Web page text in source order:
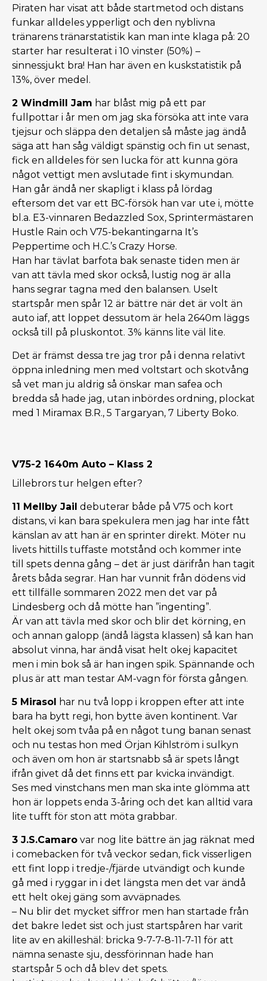
Piraten har visat att både startmetod och distans
funkar alldeles ypperligt och den nyblivna
tränarens tränarstatistik kan man inte klaga på: 20
starter har resulterat i 10 vinster (50%) –
sinnessjukt bra! Han har även en kuskstatistik på
13%, över medel.
2 Windmill Jam har blåst mig på ett par
fullpottar i år men om jag ska försöka att inte vara
tjejsur och släppa den detaljen så måste jag ändå
säga att han såg väldigt spänstig och fin ut senast,
fick en alldeles för sen lucka för att kunna göra
något vettigt men avslutade fint i skymundan.
Han går ändå ner skapligt i klass på lördag
eftersom det var ett BC-försök han var ute i, mötte
bl.a. E3-vinnaren Bedazzled Sox, Sprintermästaren
Hustle Rain och V75-bekantingarna It’s
Peppertime och H.C.’s Crazy Horse.
Han har tävlat barfota bak senaste tiden men är
van att tävla med skor också, lustig nog är alla
hans segrar tagna med den balansen. Uselt
startspår men spår 12 är bättre när det är volt än
auto iaf, att loppet dessutom är hela 2640m läggs
också till på pluskontot. 3% känns lite väl lite.
Det är främst dessa tre jag tror på i denna relativt
öppna inledning men med voltstart och skotvång
så vet man ju aldrig så önskar man safea och
bredda så hade jag, utan inbördes ordning, plockat
med 1 Miramax B.R., 5 Targaryan, 7 Liberty Boko.
V75-2 1640m Auto – Klass 2
Lillebrors tur helgen efter?
11 Mellby Jail debuterar både på V75 och kort
distans, vi kan bara spekulera men jag har inte fått
känslan av att han är en sprinter direkt. Möter nu
livets hittills tuffaste motstånd och kommer inte
till spets denna gång – det är just därifrån han tagit
årets båda segrar. Han har vunnit från dödens vid
ett tillfälle sommaren 2022 men det var på
Lindesberg och då mötte han ”ingenting”.
Är van att tävla med skor och blir det körning, en
och annan galopp (ändå lägsta klassen) så kan han
absolut vinna, har ändå visat helt okej kapacitet
men i min bok så är han ingen spik. Spännande och
plus är att man testar AM-vagn för första gången.
5 Mirasol har nu två lopp i kroppen efter att inte
bara ha bytt regi, hon bytte även kontinent. Var
helt okej som tvåa på en något tung banan senast
och nu testas hon med Örjan Kihlström i sulkyn
och även om hon är startsnabb så är spets långt
ifrån givet då det finns ett par kvicka invändigt.
Ses med vinstchans men man ska inte glömma att
hon är loppets enda 3-åring och det kan alltid vara
lite tufft för ston att möta grabbar.
3 J.S.Camaro var nog lite bättre än jag räknat med
i comebacken för två veckor sedan, fick visserligen
ett fint lopp i tredje-/fjärde utvändigt och kunde
gå med i ryggar in i det längsta men det var ändå
ett helt okej gäng som avväpnades.
– Nu blir det mycket siffror men han startade från
det bakre ledet sist och just startspåren har varit
lite av en akilleshäl: bricka 9-7-7-8-11-7-11 för att
nämna senaste sju, dessförinnan hade han
startspår 5 och då blev det spets.